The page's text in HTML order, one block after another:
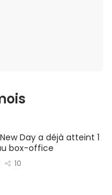
Day a déjà atteint 1
box-office
10